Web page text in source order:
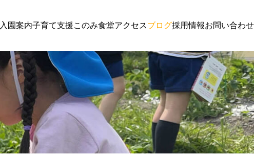
入園案内子育て支援このみ食堂アクセスブログ採用情報お問い合わせ
子育て支援 園からのお